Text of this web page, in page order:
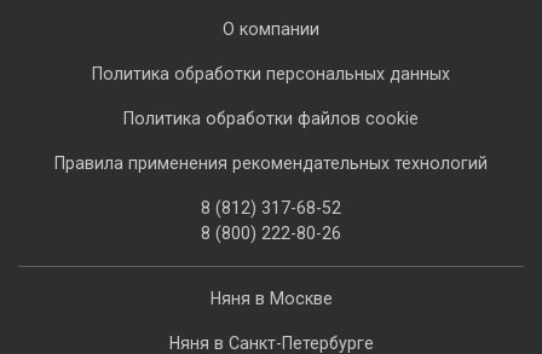
Няня в Москве
Няня в Санкт-Петербурге
О компании
Политика обработки персональных данных
Политика обработки файлов cookie
Правила применения рекомендательных технологий
8 (812) 317-68-52
8 (800) 222-80-26